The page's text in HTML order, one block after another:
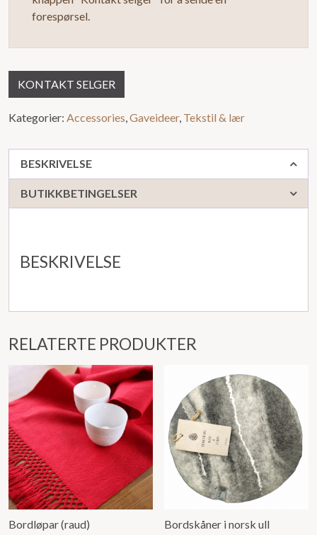
forespørsel.
KONTAKT SELGER
Kategorier: Accessories,Gaveideer, Tekstil & lær
BESKRIVELSE
BUTIKKBETINGELSER
BESKRIVELSE
RELATERTE PRODUKTER
Bordløpar (raud) Bordskåner i norsk ull